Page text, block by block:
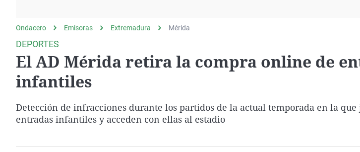
Operación Viuda
Negra
Navarra
Ondacero Emisoras Extremadura Mérida
DEPORTES
El AD Mérida retira la compra online de
infantiles
Detección de infracciones durante los partidos de la actual temporada en la
entradas infantiles y acceden con ellas al estadio